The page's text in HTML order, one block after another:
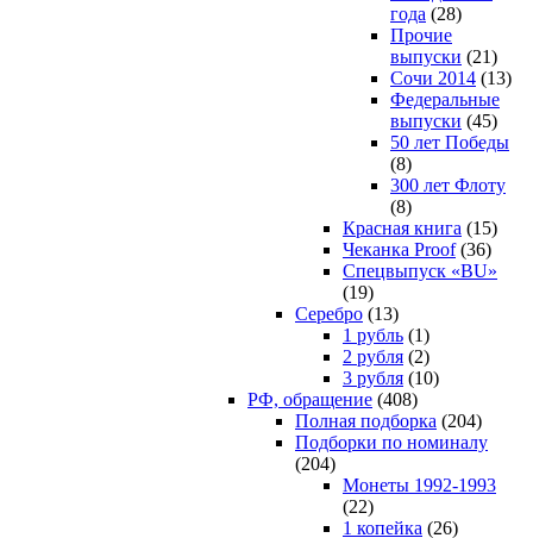
года (28)
Прочие
выпуски (21)
Сочи 2014 (13)
Федеральные
выпуски (45)
50 лет Победы
(8)
300 лет Флоту
(8)
Красная книга (15)
Чеканка Proof(36)
Спецвыпуск «BU»
(19)
Серебро (13)
1 рубль (1)
2 рубля (2)
3 рубля (10)
РФ, обращение (408)
Полная подборка (204)
Подборки по номиналу
(204)
Монеты 1992-1993
(22)
1 копейка (26)